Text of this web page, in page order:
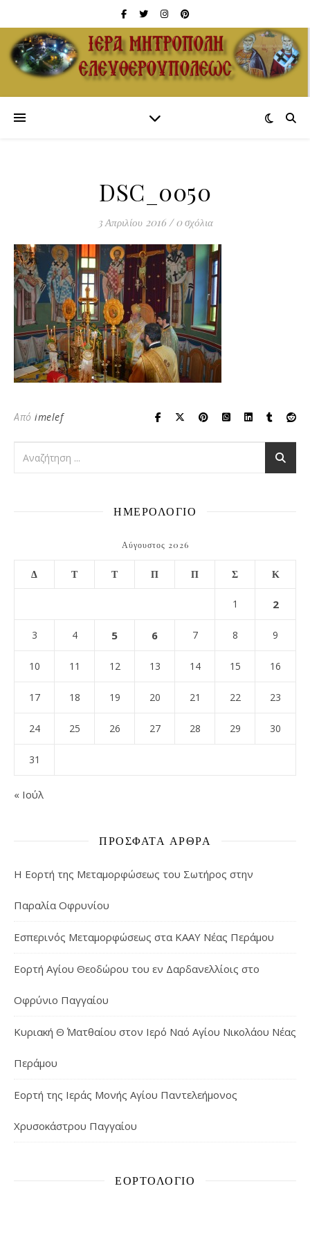
DSC_0050
3 Απριλίου 2016 / 0 σχόλια
Από imelef
ΗΜΕΡΟΛΟΓΙΟ
Αύγουστος 2026
Δ Τ Τ Π Π Σ Κ
1 2
3 4 5 6 7 8 9
10 11 12 13 14 15 16
17 18 19 20 21 22 23
24 25 26 27 28 29 30
31
« Ιούλ
ΠΡΌΣΦΑΤΑ ΆΡΘΡΑ
Η Εορτή της Μεταμορφώσεως του Σωτήρος στην
Παραλία Οφρυνίου
Εσπερινός Μεταμορφώσεως στα ΚΑΑΥ Νέας Περάμου
Εορτή Αγίου Θεοδώρου του εν Δαρδανελλίοις στο
Οφρύνιο Παγγαίου
Κυριακή Θ΄ Ματθαίου στον Ιερό Ναό Αγίου Νικολάου Νέας
Περάμου
Εορτή της Ιεράς Μονής Αγίου Παντελεήμονος
Χρυσοκάστρου Παγγαίου
ΕΟΡΤΟΛΌΓΙΟ